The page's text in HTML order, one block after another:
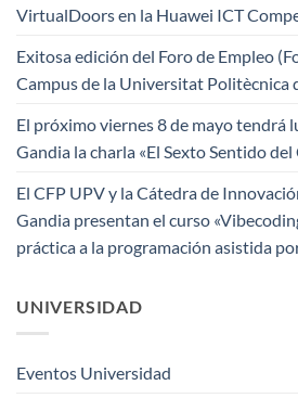
VirtualDoors en la Huawei ICT
Exitosa edición del Foro de Empleo
Campus de la Universitat Politècnica
El próximo viernes 8 de mayo tendrá
Gandia la charla «El Sexto Sentido
El CFP UPV y la Cátedra de
Gandia presentan el curso
práctica a la programación asistida
UNIVERSIDAD
Eventos Universidad